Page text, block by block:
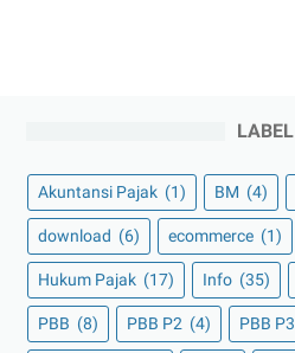
LABEL
Akuntansi Pajak (1) BM (4)
download (6) ecommerce (1)
Hukum Pajak (17) Info (35)
PBB (8) PBB P2 (4) PBB P3